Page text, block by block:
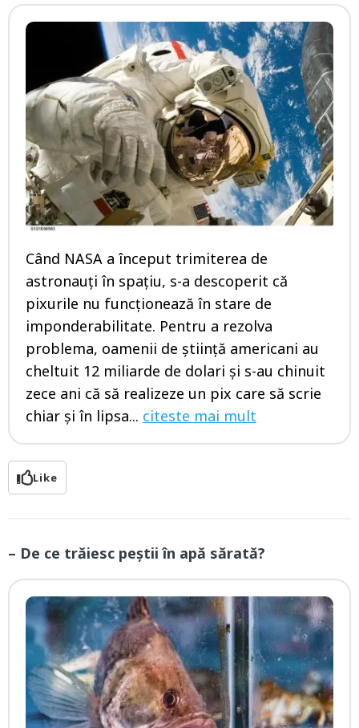
Când NASA a început trimiterea de
astronauți în spațiu, s-a descoperit că
pixurile nu funcționează în stare de
imponderabilitate. Pentru a rezolva
problema, oamenii de știință americani au
cheltuit 12 miliarde de dolari și s-au chinuit
zece ani că să realizeze un pix care să scrie
chiar și în lipsa... citeste mai mult
Like
– De ce trăiesc peștii în apă sărată?